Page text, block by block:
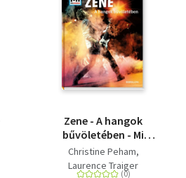
Zene - A hangok
bűvöletében - Mi
Micsoda
Christine Peham
Laurence Traiger